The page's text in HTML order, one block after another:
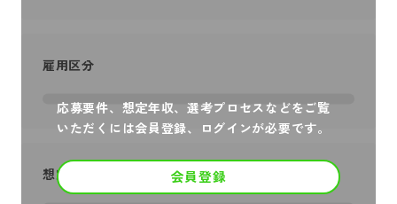
応募要件、想定年収、選考プロセスなどをご覧
いただくには会員登録、ログインが必要です。
会員登録
雇用区分
想定年収